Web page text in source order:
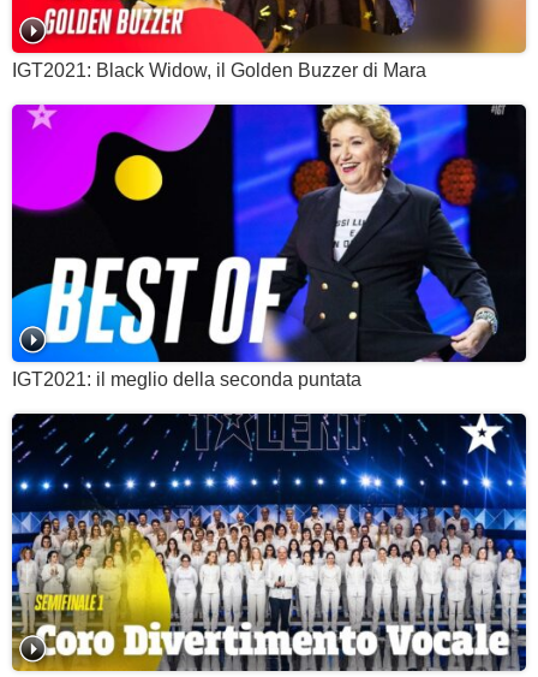
IGT2021: Black Widow, il Golden Buzzer di Mara
IGT2021: il meglio della seconda puntata